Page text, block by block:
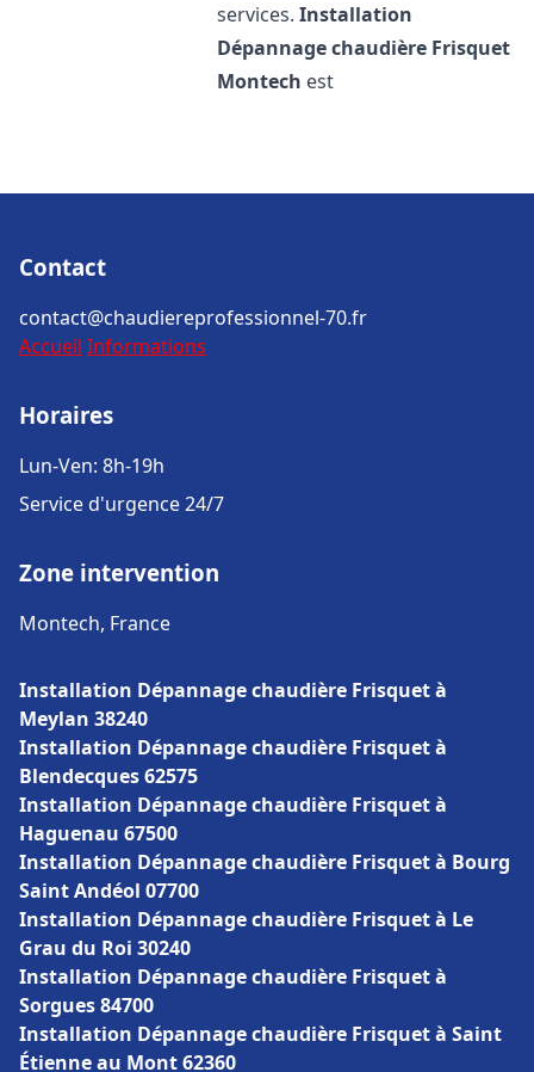
services.Installation
Dépannage chaudière Frisquet
Montech est
Contact
contact@chaudiereprofessionnel-70.fr
Accueil Informations
Horaires
Lun-Ven: 8h-19h
Service d'urgence 24/7
Zone intervention
Montech, France
Installation Dépannage chaudière Frisquet à
Meylan 38240
Installation Dépannage chaudière Frisquet à
Blendecques 62575
Installation Dépannage chaudière Frisquet à
Haguenau 67500
Installation Dépannage chaudière Frisquet à Bourg
Saint Andéol 07700
Installation Dépannage chaudière Frisquet à Le
Grau du Roi 30240
Installation Dépannage chaudière Frisquet à
Sorgues 84700
Installation Dépannage chaudière Frisquet à Saint
Étienne au Mont 62360